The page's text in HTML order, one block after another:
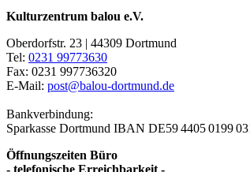
Kulturzentrum balou e.V.
Oberdorfstr. 23 | 44309 Dortmund
Tel: 0231 99773630
Fax: 0231 997736320
E-Mail: post@balou-dortmund.de
Bankverbindung:
Sparkasse Dortmund IBAN DE59 4405 0199
Öffnungszeiten Büro
- telefonische Erreichbarkeit -